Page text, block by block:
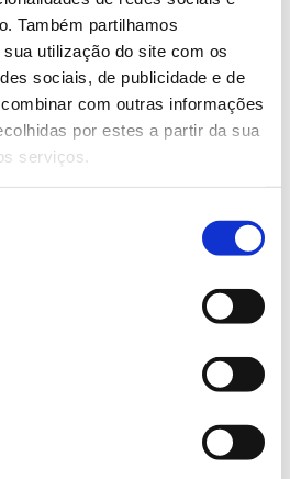
Também partilhamos
utilização do site com os
sociais, de publicidade e de
com outras informações
por estes a partir da sua
serviços.
Instant curing,
consistent quality and
these solutions a true
proximity does not
The industry needs
and close support
Molina from GNG,
vision and commitment